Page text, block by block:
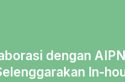
dengan
In-